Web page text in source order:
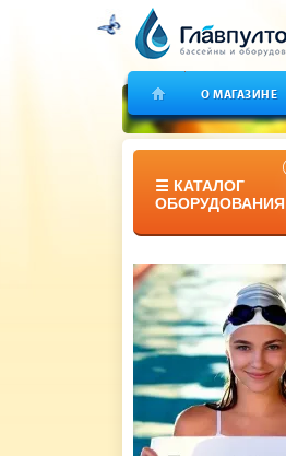
О МАГАЗИНЕ
☰ КАТАЛОГ
ОБОРУДОВАНИЯ